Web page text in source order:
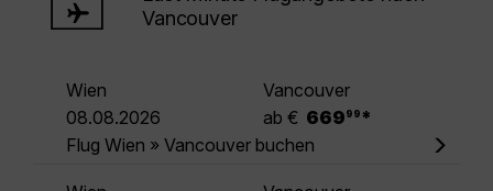
Vancouver
Wien
Vancouver
08.08.2026
ab € 669 99 *
Flug Wien » Vancouver buchen